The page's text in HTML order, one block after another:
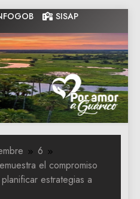
SISAP
Gobernacion
de Guarico
Gobernacion de Guarico
6
el compromiso
estrategias a